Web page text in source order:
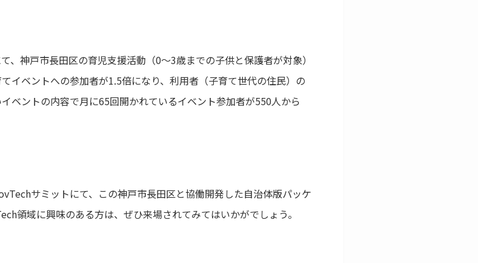
神戸市長田区の育児支援活動（0〜3歳までの子供と保護者が対象）
イベントへの参加者が1.5倍になり、利用者（子育て世代の住民）の
ベントの内容で月に65回開かれているイベント参加者が550人から
サミットにて、この神戸市長田区と協働開発した自治体版パッケ
領域に興味のある方は、ぜひ来場されてみてはいかがでしょう。